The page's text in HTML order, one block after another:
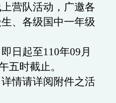
营队活动，广邀各
、各级国中一年级
日起至110年09月
五时截止。
情请详阅附件之活